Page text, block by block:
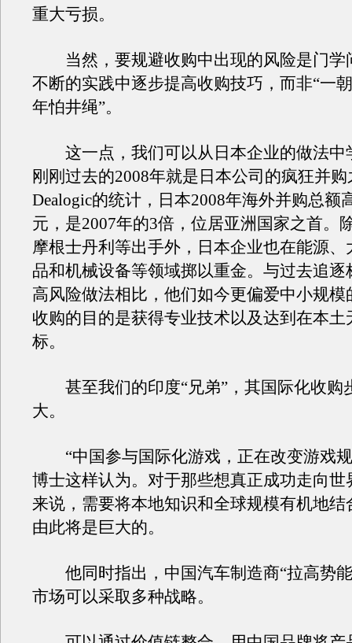
重大亏损。
当然，要规避收购中出现的风险是门学
不断的实践中逐步提高收购技巧，而非“一
年怕井绳”。
这一点，我们可以从日本企业的做法中
刚刚过去的2008年就是日本公司的疯狂并
Dealogic的统计，日本2008年海外并购总额
元，是2007年的3倍，位居亚洲国家之首。
摩根士丹利等出手外，日本企业也在能源、
品和机械设备等领域掷以重金。与过去追逐
高风险做法相比，他们如今更偏爱中小规模
收购的目的是获得专业技术以及达到在本土
标。
甚至我们的印度“兄弟”，其国际化收购
大。
“中国参与国际化游戏，正在改变游戏规
博士这样认为。对于那些想真正成功走向世
来说，需要将本地知识和全球规模有机地结
由此将是巨大的。
他同时指出，中国汽车制造商“拉高势能
市场可以采取多种战略。